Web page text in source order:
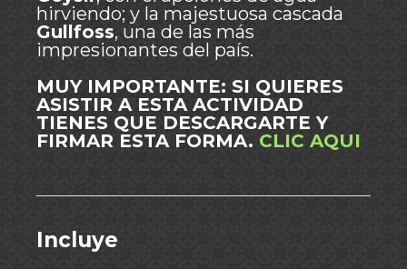
hirviendo; y la majestuosa cascada
Gullfoss, una de las más
impresionantes del país.
MUY IMPORTANTE: SI QUIERES
ASISTIR A ESTA ACTIVIDAD
TIENES QUE DESCARGARTE Y
FIRMAR ESTA FORMA. CLIC AQUI
Incluye